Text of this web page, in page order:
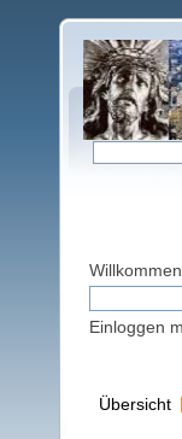
Willkommen
Einloggen
Übersicht